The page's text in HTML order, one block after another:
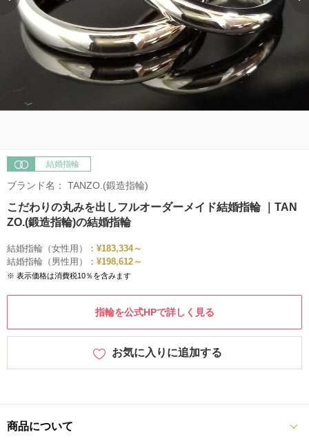
結婚指輪
ブランド名： TANZO.(鍛造指輪)
こだわりの丸みを出しフルオーダーメイド結婚指輪 ｜TAN
ZO.(鍛造指輪)の結婚指輪
結婚指輪（女性用）： ¥183,334～
結婚指輪（男性用）： ¥198,612～
※ 表示価格は消費税10％を含みます
指輪を公式HPで詳しく見る
お気に入りに追加する
商品について